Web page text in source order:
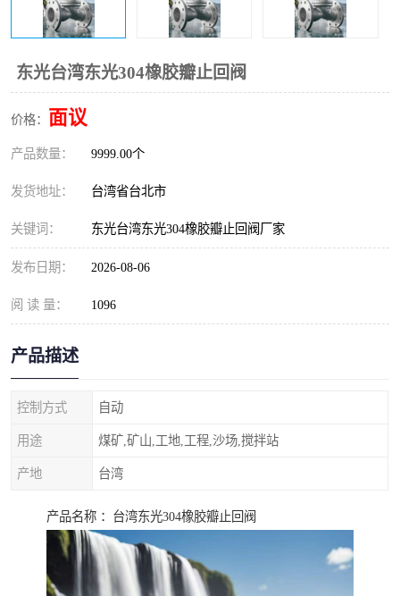
东光台湾东光304橡胶瓣止回阀
价格： 面议
产品数量： 9999.00个
发货地址： 台湾省台北市
关键词： 东光台湾东光304橡胶瓣止回阀厂家
发布日期： 2026-08-06
阅 读 量： 1096
产品描述
控制方式 自动
用途 煤矿,矿山,工地,工程,沙场,搅拌站
产地 台湾
产品名称 ：台湾东光304橡胶瓣止回阀
东光疏水阀 东光电动调节阀
东光电动阀